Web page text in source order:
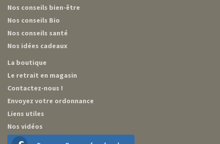
Nos conseils bien-être
Nos conseils Bio
Nos conseils santé
Nos idées cadeaux
La boutique
Le retrait en magasin
Contactez-nous !
Envoyez votre ordonnance
Liens utiles
Nos vidéos